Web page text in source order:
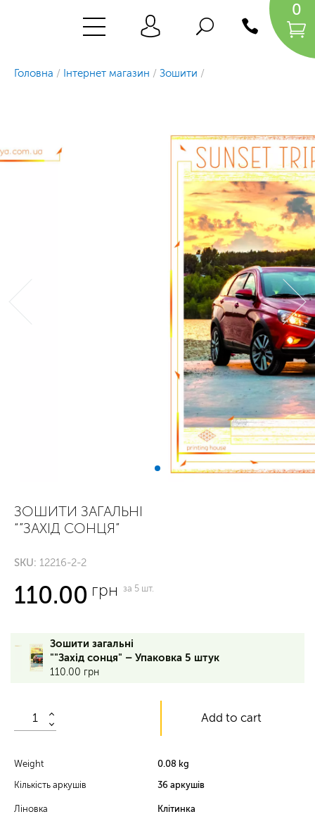
Головна / Інтернет магазин / Зошити /
0
ЗОШИТИ ЗАГАЛЬНІ
“”ЗАХІД СОНЦЯ”
SKU: 12216-2-2
110.00грн за 5 шт.
аркушів,
клітинка,
обкладинка
м²,
блок
55
г/
Зошити загальні
""Захід сонця" – Упаковка 5 штук
110.00 грн
Add to cart
Weight
0.08 kg
Кількість аркушів
36 аркушів
Ліновка Клітинка